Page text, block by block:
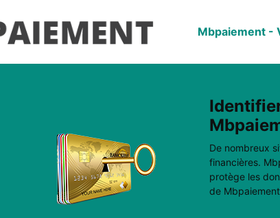
mbpaiement -
De nombreux
financières.
protège les
de